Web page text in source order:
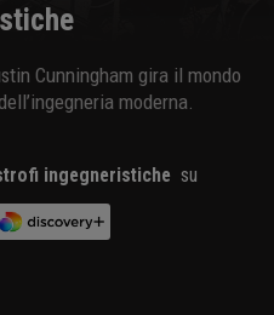
Cunningham gira il mondo
moderna.
ingegneristiche su